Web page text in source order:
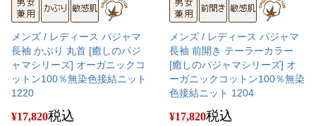
メンズ / レディース パジャマ
長袖 かぶり 丸首 [癒しのパジ
ャマシリーズ] オーガニックコ
ットン100％無染色接結ニット
1220
¥17,820税込
メンズ / レディース パジャマ
長袖 前開き テーラーカラー
[癒しのパジャマシリーズ] オ
ーガニックコットン100％無染
色接結ニット 1204
¥17,820税込